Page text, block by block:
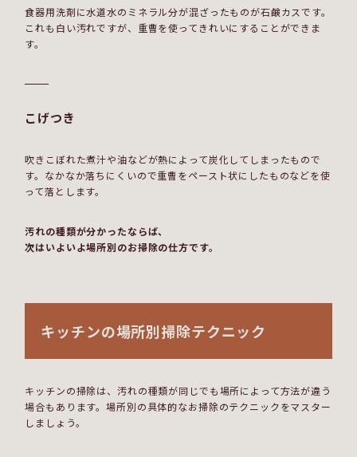
食器用洗剤に水道水のミネラル分が混ざったものが石鹸カスです。
これも白い汚れですが、重曹を使ってきれいにすることができま
す。
こげつき
吹きこぼれた煮汁や油などが熱によって炭化してしまったもので
す。なかなか落ちにくいので重曹をペースト状にしたものなどを使
って落とします。
汚れの種類が分かったならば、
次はいよいよ場所別のお掃除の仕方です。
キッチンの場所別掃除テクニック
キッチンの掃除は、汚れの種類が同じでも場所によって方法が違う
場合もあります。場所別の具体的なお掃除のテクニックをマスター
しましょう。